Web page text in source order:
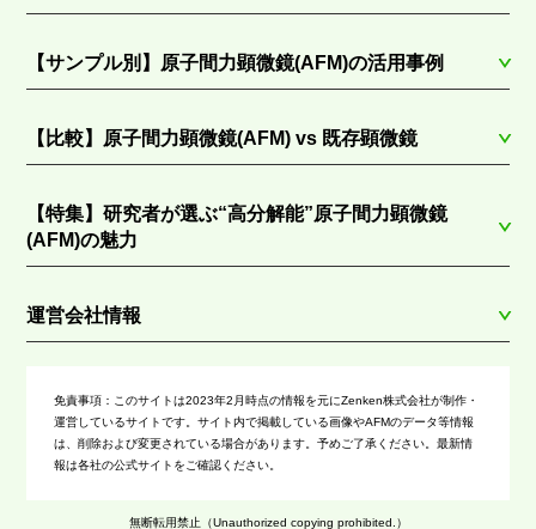
【サンプル別】原子間力顕微鏡(AFM)の活用事例
【比較】原子間力顕微鏡(AFM) vs 既存顕微鏡
【特集】研究者が選ぶ“高分解能”原子間力顕微鏡
(AFM)の魅力
運営会社情報
免責事項： このサイトは2023年2月時点の情報を元にZenken株式会社が制作・
運営しているサイトです。サイト内で掲載している画像やAFMのデータ等情報
は、削除および変更されている場合があります。予めご了承ください。最新情
報は各社の公式サイトをご確認ください。
無断転用禁止（Unauthorized copying prohibited.）